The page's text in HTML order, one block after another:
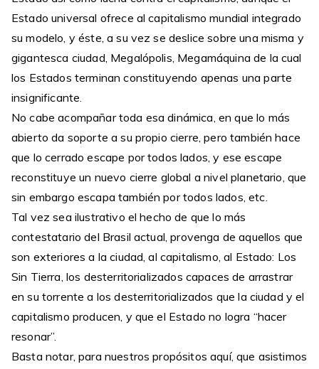
Estado universal ofrece al capitalismo mundial integrado
su modelo, y éste, a su vez se deslice sobre una misma y
gigantesca ciudad, Megalópolis, Megamáquina de la cual
los Estados terminan constituyendo apenas una parte
insignificante.
No cabe acompañar toda esa dinámica, en que lo más
abierto da soporte a su propio cierre, pero también hace
que lo cerrado escape por todos lados, y ese escape
reconstituye un nuevo cierre global a nivel planetario, que
sin embargo escapa también por todos lados, etc.
Tal vez sea ilustrativo el hecho de que lo más
contestatario del Brasil actual, provenga de aquellos que
son exteriores a la ciudad, al capitalismo, al Estado: Los
Sin Tierra, los desterritorializados capaces de arrastrar
en su torrente a los desterritorializados que la ciudad y el
capitalismo producen, y que el Estado no logra “hacer
resonar”.
Basta notar, para nuestros propósitos aquí, que asistimos